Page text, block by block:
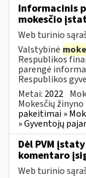
Informacinis
mokesčio
Web turinio
Valstybinė
Respublikos
parengė
Respublikos
Metai: 2022
Mokesčių
pakeitimai »
» Gyventojų
Dėl PVM
komentaro
Web turinio